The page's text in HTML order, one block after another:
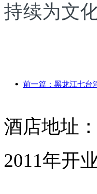
持续为文
酒店地址
2011年开